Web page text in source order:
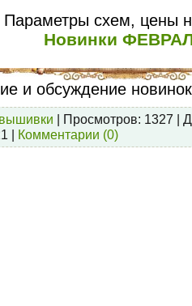
Параметры схем, цены
Новинки
и обсуждение
| Просмотров: 1327 |
Комментарии (0)